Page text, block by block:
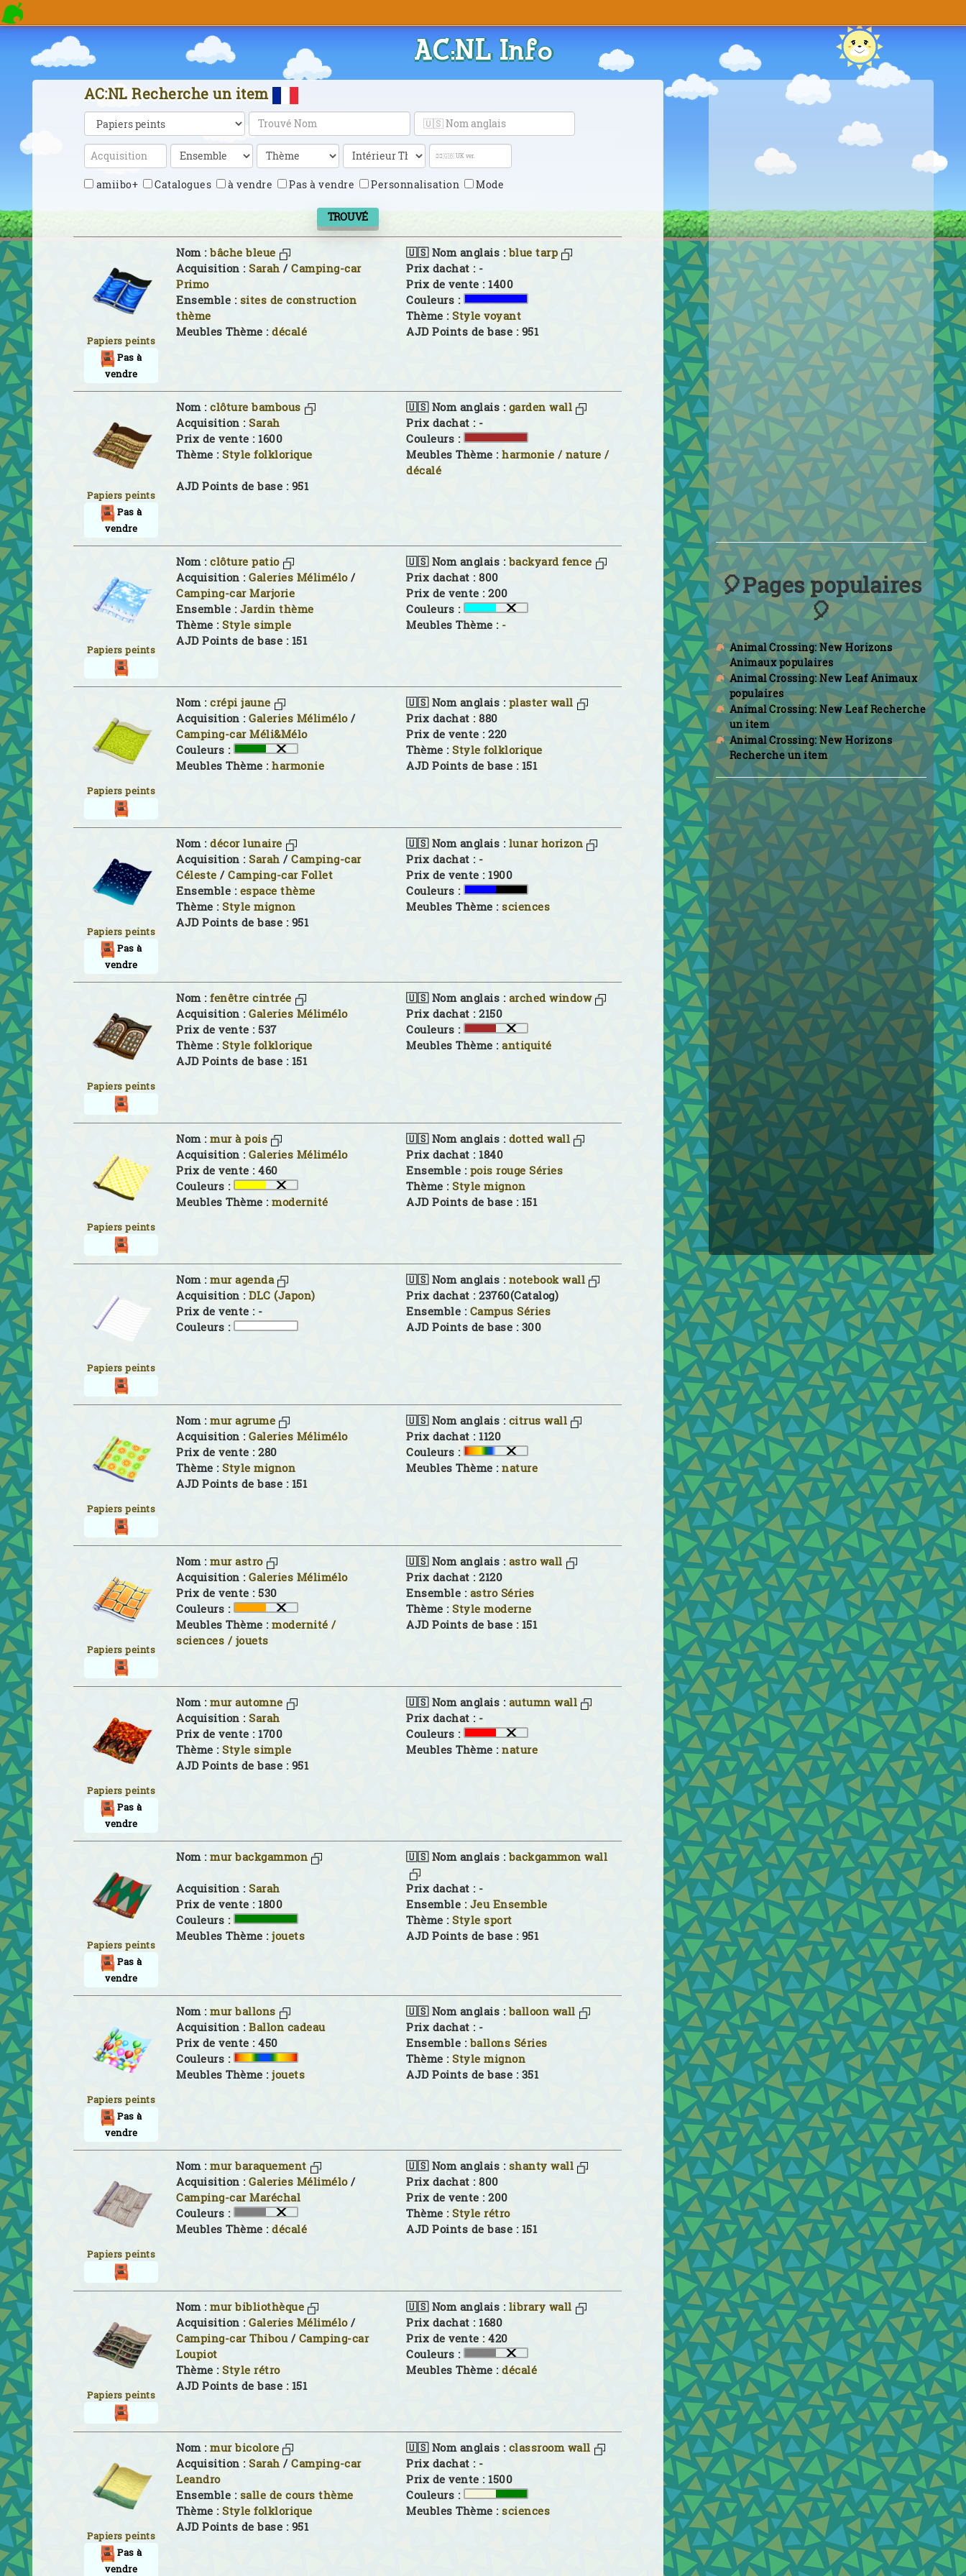
AC:NL Info
AC:NL Recherche un item
amiibo+ Catalogues à vendre Pas à vendre Personnalisation Mode
TROUVÉ
Papiers peints
Pas à
vendre
Nom :bâche bleue 🇺🇸 Nom anglais : blue tarp
Acquisition :Sarah /Camping-car
Primo
Prix dachat : -
Prix de vente : 1400
Ensemble : sites de construction
thème
Couleurs :
Thème :Style voyant
Meubles Thème :décalé AJD Points de base : 951
Papiers peints
Pas à
vendre
Nom :clôture bambous 🇺🇸 Nom anglais : garden wall
Acquisition :Sarah
Prix dachat : -
Prix de vente : 1600
Couleurs :
Thème :Style folklorique Meubles Thème :harmonie / nature /
décalé
AJD Points de base : 951
Papiers peints
Nom :clôture patio 🇺🇸 Nom anglais : backyard fence
Acquisition :Galeries Mélimélo/
Camping-car Marjorie
Prix dachat : 800
Prix de vente : 200
Ensemble : Jardin thème
Couleurs :
Thème :Style simple Meubles Thème : -
AJD Points de base : 151
Papiers peints
Nom :crépi jaune 🇺🇸 Nom anglais : plaster wall
Acquisition :Galeries Mélimélo/
Camping-car Méli&Mélo
Prix dachat : 880
Prix de vente : 220
Couleurs :
Thème :Style folklorique
Meubles Thème :harmonie AJD Points de base : 151
Papiers peints
Pas à
vendre
Nom :décor lunaire 🇺🇸 Nom anglais : lunar horizon
Acquisition :Sarah /Camping-car
Céleste /Camping-car Follet
Prix dachat : -
Prix de vente : 1900
Ensemble : espace thème
Couleurs :
Thème :Style mignon Meubles Thème : sciences
AJD Points de base : 951
Papiers peints
Nom :fenêtre cintrée 🇺🇸 Nom anglais : arched window
Acquisition :Galeries Mélimélo
Prix dachat : 2150
Prix de vente : 537
Couleurs :
Thème :Style folklorique Meubles Thème :antiquité
AJD Points de base : 151
Papiers peints
Nom :mur à pois 🇺🇸 Nom anglais : dotted wall
Acquisition :Galeries Mélimélo
Prix dachat : 1840
Prix de vente : 460
Ensemble : pois rouge Séries
Couleurs :
Thème :Style mignon
Meubles Thème :modernité AJD Points de base : 151
Papiers peints
Nom :mur agenda 🇺🇸 Nom anglais : notebook wall
Acquisition :DLC (Japon)
Prix dachat : 23760(Catalog)
Prix de vente : -
Ensemble : Campus Séries
Couleurs :
AJD Points de base : 300
Papiers peints
Nom :mur agrume 🇺🇸 Nom anglais : citrus wall
Acquisition :Galeries Mélimélo
Prix dachat : 1120
Prix de vente : 280
Couleurs :
Thème :Style mignon Meubles Thème :nature
AJD Points de base : 151
Papiers peints
Nom :mur astro 🇺🇸 Nom anglais : astro wall
Acquisition :Galeries Mélimélo
Prix dachat : 2120
Prix de vente : 530
Ensemble : astro Séries
Couleurs :
Thème :Style moderne
Meubles Thème :modernité /
sciences / jouets
AJD Points de base : 151
Papiers peints
Pas à
vendre
Nom :mur automne 🇺🇸 Nom anglais : autumn wall
Acquisition :Sarah
Prix dachat : -
Prix de vente : 1700
Couleurs :
Thème :Style simple Meubles Thème :nature
AJD Points de base : 951
Papiers peints
Pas à
vendre
Nom :mur backgammon 🇺🇸 Nom anglais : backgammon wall
Acquisition :Sarah
Prix dachat : -
Prix de vente : 1800
Ensemble : Jeu Ensemble
Couleurs :
Thème :Style sport
Meubles Thème :jouets AJD Points de base : 951
Papiers peints
Pas à
vendre
Nom :mur ballons 🇺🇸 Nom anglais : balloon wall
Acquisition :Ballon cadeau
Prix dachat : -
Prix de vente : 450
Ensemble : ballons Séries
Couleurs :
Thème :Style mignon
Meubles Thème :jouets AJD Points de base : 351
Papiers peints
Nom :mur baraquement 🇺🇸 Nom anglais : shanty wall
Acquisition :Galeries Mélimélo/
Camping-car Maréchal
Prix dachat : 800
Prix de vente : 200
Couleurs :
Thème :Style rétro
Meubles Thème :décalé AJD Points de base : 151
Papiers peints
Nom :mur bibliothèque 🇺🇸 Nom anglais : library wall
Acquisition :Galeries Mélimélo/
Camping-car Thibou/ Camping-car
Loupiot
Prix dachat : 1680
Prix de vente : 420
Couleurs :
Thème :Style rétro Meubles Thème :décalé
AJD Points de base : 151
Papiers peints
Pas à
vendre
Nom :mur bicolore 🇺🇸 Nom anglais : classroom wall
Acquisition :Sarah /Camping-car
Leandro
Prix dachat : -
Prix de vente : 1500
Ensemble : salle de cours thème
Couleurs :
Thème :Style folklorique Meubles Thème : sciences
AJD Points de base : 951
🎈Pages populaires
🎈
Animal Crossing: New Horizons
Animaux populaires
Animal Crossing: New Leaf Animaux
populaires
Animal Crossing: New Leaf Recherche
un item
Animal Crossing: New Horizons
Recherche un item